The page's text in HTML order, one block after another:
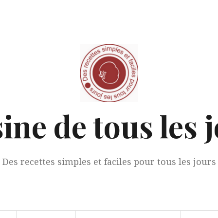
de tous les
Des recettes simples et faciles pour tous les jours